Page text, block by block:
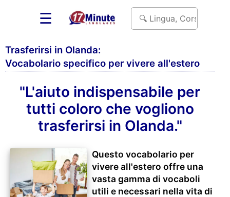
☰
Trasferirsi in Olanda:
Vocabolario specifico per vivere all'estero
"L'aiuto indispensabile per
tutti coloro che vogliono
trasferirsi in Olanda."
Questo vocabolario per
vivere all'estero offre una
vasta gamma di vocaboli
utili e necessari nella vita di